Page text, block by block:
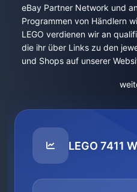
eBay Partner Network und
Programmen von Händlern
LEGO verdienen wir an
die ihr über Links zu den
und Shops auf unserer
LEGO 7411